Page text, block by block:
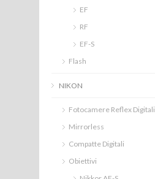
EF
RF
EF-S
Flash
NIKON
Fotocamere Reflex Digitali
Mirrorless
Compatte Digitali
Obiettivi